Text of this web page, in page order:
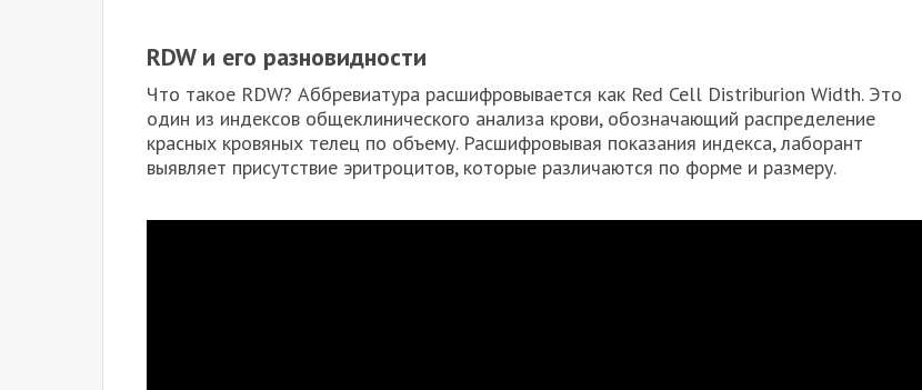
RDW и его разновидности
Что такое RDW? Аббревиатура расшифровывается как Red Cell Distriburion Width. Это
один из индексов общеклинического анализа крови, обозначающий распределение
красных кровяных телец по объему. Расшифровывая показания индекса, лаборант
выявляет присутствие эритроцитов, которые различаются по форме и размеру.